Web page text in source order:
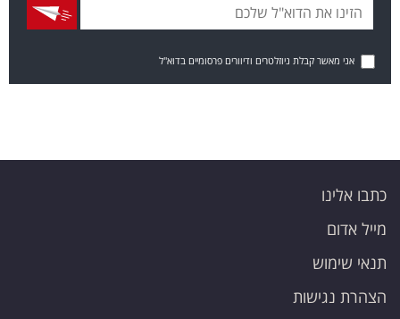
אני מאשר קבלת ניוזלטרים ודיוורים פרסומיים בדוא"ל
כתבו אלינו
מייל אדום
תנאי שימוש
הצהרת נגישות